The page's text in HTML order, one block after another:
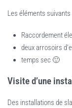
Les éléments
Raccordement
deux arrosoirs
temps sec 🙂
Visite d’une
Des installations de